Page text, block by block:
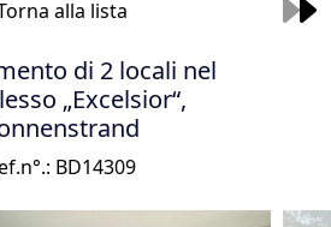
alla lista
di 2 locali nel
„Excelsior“,
BD14309